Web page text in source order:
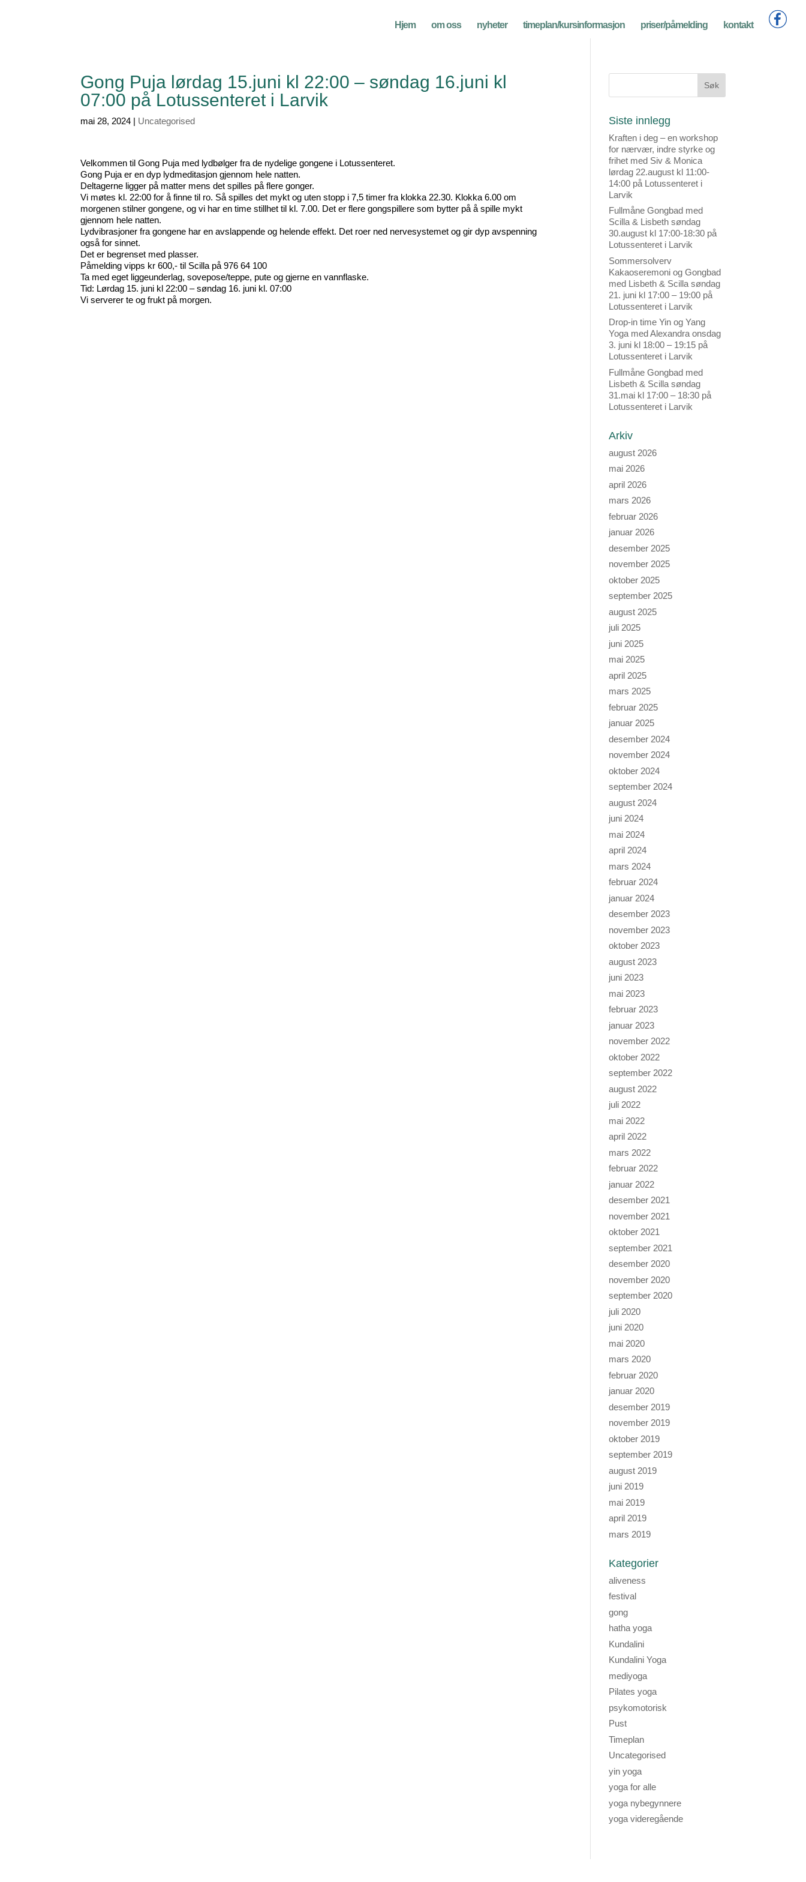
Hjem om oss nyheter timeplan/kursinformasjon priser/påmelding kontakt
Gong Puja lørdag 15.juni kl 22:00 – søndag 16.juni kl
07:00 på Lotussenteret i Larvik
mai 28, 2024 | Uncategorised
Velkommen til Gong Puja med lydbølger fra de nydelige gongene i Lotussenteret.
Gong Puja er en dyp lydmeditasjon gjennom hele natten.
Deltagerne ligger på matter mens det spilles på flere gonger.
Vi møtes kl. 22:00 for å finne til ro. Så spilles det mykt og uten stopp i 7,5 timer fra klokka 22.30. Klokka 6.00 om
morgenen stilner gongene, og vi har en time stillhet til kl. 7.00. Det er flere gongspillere som bytter på å spille mykt
gjennom hele natten.
Lydvibrasjoner fra gongene har en avslappende og helende effekt. Det roer ned nervesystemet og gir dyp avspenning
også for sinnet.
Det er begrenset med plasser.
Påmelding vipps kr 600,- til Scilla på 976 64 100
Ta med eget liggeunderlag, sovepose/teppe, pute og gjerne en vannflaske.
Tid: Lørdag 15. juni kl 22:00 – søndag 16. juni kl. 07:00
Vi serverer te og frukt på morgen.
Siste innlegg
Kraften i deg – en workshop
for nærvær, indre styrke og
frihet med Siv & Monica
lørdag 22.august kl 11:00-
14:00 på Lotussenteret i
Larvik
Fullmåne Gongbad med
Scilla & Lisbeth søndag
30.august kl 17:00-18:30 på
Lotussenteret i Larvik
Sommersolverv
Kakaoseremoni og Gongbad
med Lisbeth & Scilla søndag
21. juni kl 17:00 – 19:00 på
Lotussenteret i Larvik
Drop-in time Yin og Yang
Yoga med Alexandra onsdag
3. juni kl 18:00 – 19:15 på
Lotussenteret i Larvik
Fullmåne Gongbad med
Lisbeth & Scilla søndag
31.mai kl 17:00 – 18:30 på
Lotussenteret i Larvik
Arkiv
august 2026
mai 2026
april 2026
mars 2026
februar 2026
januar 2026
desember 2025
november 2025
oktober 2025
september 2025
august 2025
juli 2025
juni 2025
mai 2025
april 2025
mars 2025
februar 2025
januar 2025
desember 2024
november 2024
oktober 2024
september 2024
august 2024
juni 2024
mai 2024
april 2024
mars 2024
februar 2024
januar 2024
desember 2023
november 2023
oktober 2023
august 2023
juni 2023
mai 2023
februar 2023
januar 2023
november 2022
oktober 2022
september 2022
august 2022
juli 2022
mai 2022
april 2022
mars 2022
februar 2022
januar 2022
desember 2021
november 2021
oktober 2021
september 2021
desember 2020
november 2020
september 2020
juli 2020
juni 2020
mai 2020
mars 2020
februar 2020
januar 2020
desember 2019
november 2019
oktober 2019
september 2019
august 2019
juni 2019
mai 2019
april 2019
mars 2019
Kategorier
aliveness
festival
gong
hatha yoga
Kundalini
Kundalini Yoga
mediyoga
Pilates yoga
psykomotorisk
Pust
Timeplan
Uncategorised
yin yoga
yoga for alle
yoga nybegynnere
yoga videregående